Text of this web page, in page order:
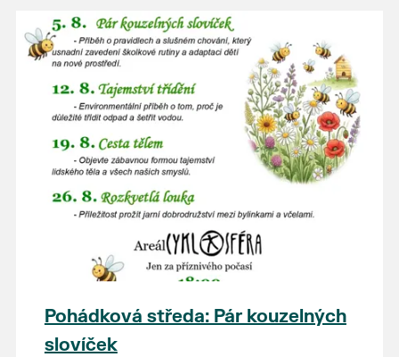
Pohádková středa: Pár kouzelných
slovíček